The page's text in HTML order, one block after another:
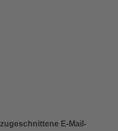
zugeschnittene E-Mail-